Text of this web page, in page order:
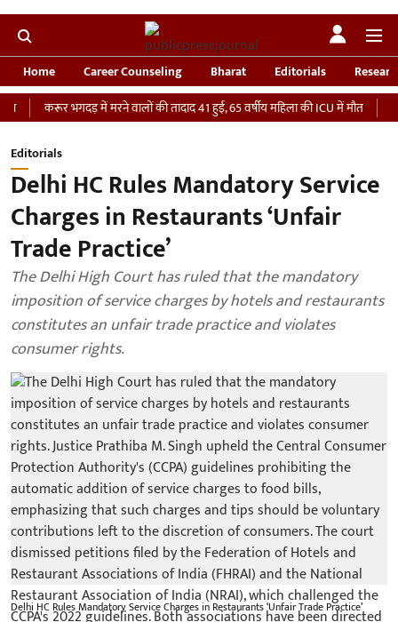
Home Career Counseling Bharat Editorials
करूर भगदड़ में मरने वालों की तादाद 41 हुई, 65 वर्षीय महिला की ICU में मौत
‘भारतीय
Editorials
Delhi HC Rules Mandatory Service
Charges in Restaurants ‘Unfair
Trade Practice’
The Delhi High Court has ruled that the mandatory
imposition of service charges by hotels and restaurants
constitutes an unfair trade practice and violates
consumer rights.
Delhi HC Rules Mandatory Service Charges in Restaurants ‘Unfair Trade Practice’